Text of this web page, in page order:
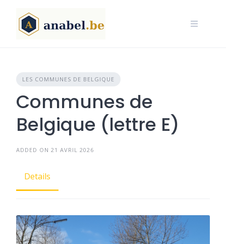
content
LES COMMUNES DE BELGIQUE
Communes de
Belgique (lettre E)
ADDED ON 21 AVRIL 2026
Details